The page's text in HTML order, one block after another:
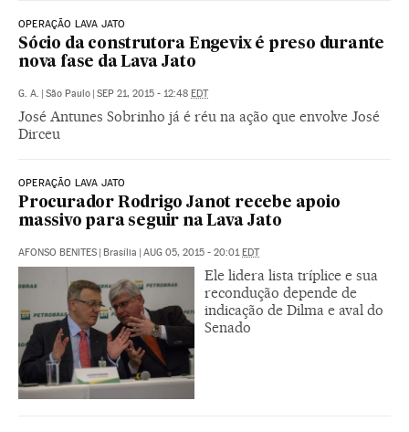
OPERAÇÃO LAVA JATO
Sócio da construtora Engevix é preso durante
nova fase da Lava Jato
G. A. | São Paulo | SEP 21, 2015 - 12:48 EDT
José Antunes Sobrinho já é réu na ação que envolve José
Dirceu
OPERAÇÃO LAVA JATO
Procurador Rodrigo Janot recebe apoio
massivo para seguir na Lava Jato
AFONSO BENITES | Brasília | AUG 05, 2015 - 20:01EDT
Ele lidera lista tríplice e sua
recondução depende de
indicação de Dilma e aval do
Senado